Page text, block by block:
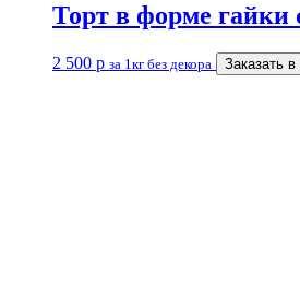
Торт в форме гайки
2 500 р за 1кг без декора Заказать